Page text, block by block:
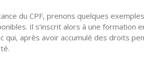
du CPF, prenons quelques
Il s’inscrit alors à une
qui, après avoir accumulé des droits